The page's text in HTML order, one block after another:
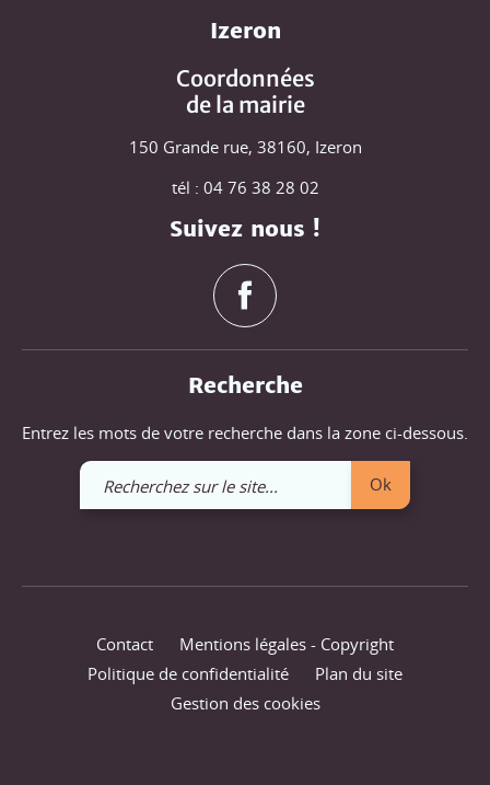
Izeron
Coordonnées
de la mairie
150 Grande rue, 38160, Izeron
tél : 04 76 38 28 02
Suivez nous !
Recherche
Entrez les mots de votre recherche dans la zone ci-dessous.
Recherchez
sur
Ok
Contact
Mentions légales - Copyright
Politique de confidentialité
Plan du site
Gestion des cookies